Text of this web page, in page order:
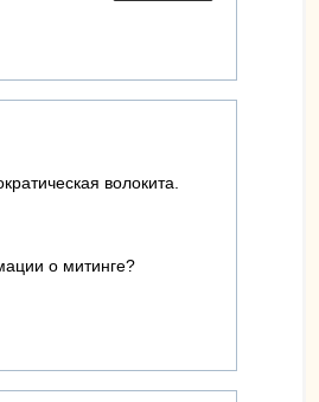
волокита.
о митинге?